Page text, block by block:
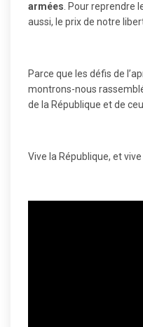
armées. Pour reprendre
aussi, le prix de notre
Parce que les défis de
montrons-nous
de la République et de
Vive la République, et vive